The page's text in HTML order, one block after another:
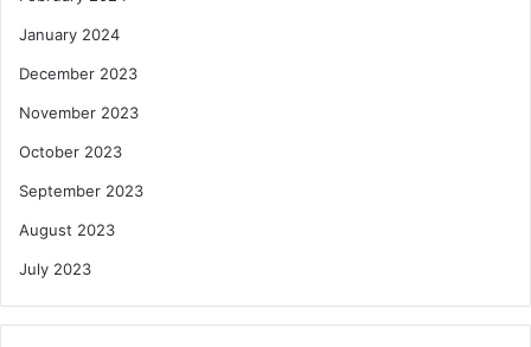
January 2024
December 2023
November 2023
October 2023
September 2023
August 2023
July 2023